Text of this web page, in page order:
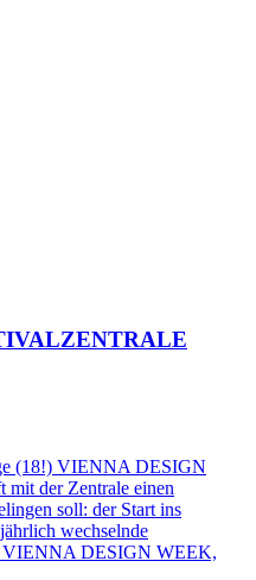
(18!) VIENNA DESIGN
der Zentrale einen
soll: der Start ins
wechselnde
VIENNA DESIGN WEEK,